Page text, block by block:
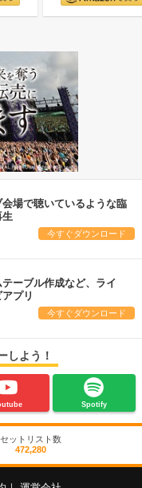
場で聴いているような臨
生
今すぐダウンロード
ーブル作成など、ライ
プリ
今すぐダウンロード
しよう！
Spotify
セットリスト数
472,280